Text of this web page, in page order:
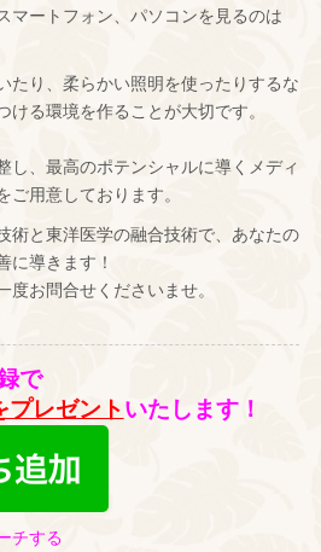
マートフォン、パソコンを見るのは
たり、柔らかい照明を使ったりするな
ける環境を作ることが大切です。
し、最高のポテンシャルに導くメディ
ご用意しております。
術と東洋医学の融合技術で、あなたの
に導きます！
度お問合せくださいませ。
で
プレゼントいたします！
チする